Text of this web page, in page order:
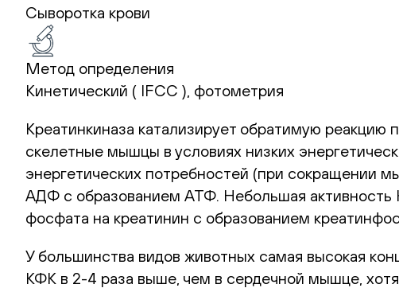
Сыворотка крови
Метод определения
Кинетический ( IFCC ), фотометрия
Креатинкиназа катализирует обратимую
скелетные мышцы в условиях низких
энергетических потребностей (при сокращении
АДФ с образованием АТФ. Небольшая активность
фосфата на креатинин с образованием
У большинства видов животных самая высокая
КФК в 2-4 раза выше, чем в сердечной мышце,